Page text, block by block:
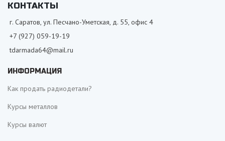
КОНТАКТЫ
г. Саратов, ул. Песчано-Уметская, д. 55, офис 4
+7 (927) 059-19-19
tdarmada64@mail.ru
ИНФОРМАЦИЯ
Как продать радиодетали?
Курсы металлов
Курсы валют